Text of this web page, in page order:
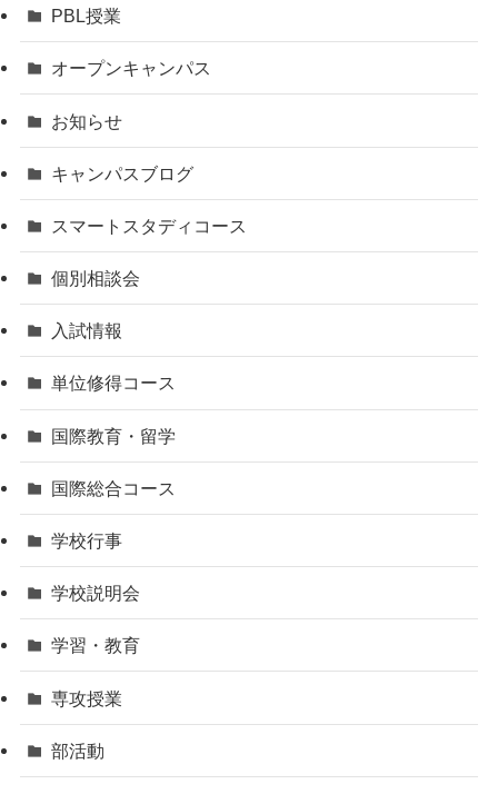
PBL授業
オープンキャンパス
お知らせ
キャンパスブログ
スマートスタディコース
個別相談会
入試情報
単位修得コース
国際教育・留学
国際総合コース
学校行事
学校説明会
学習・教育
専攻授業
部活動